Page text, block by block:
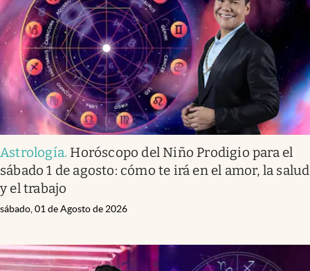
Astrología. Horóscopo del Niño Prodigio para el
sábado 1 de agosto: cómo te irá en el amor, la salud
y el trabajo
sábado, 01 de Agosto de 2026